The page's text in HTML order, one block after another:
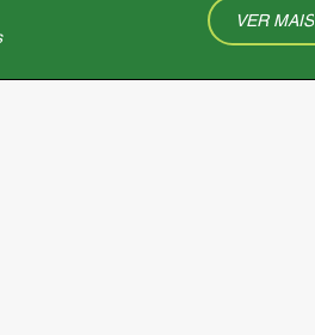
VER MAIS